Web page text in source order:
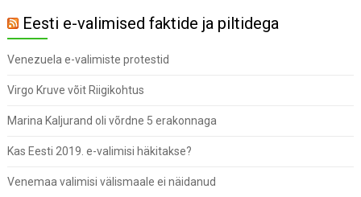
Eesti e-valimised faktide ja piltidega
Venezuela e-valimiste protestid
Virgo Kruve võit Riigikohtus
Marina Kaljurand oli võrdne 5 erakonnaga
Kas Eesti 2019. e-valimisi häkitakse?
Venemaa valimisi välismaale ei näidanud